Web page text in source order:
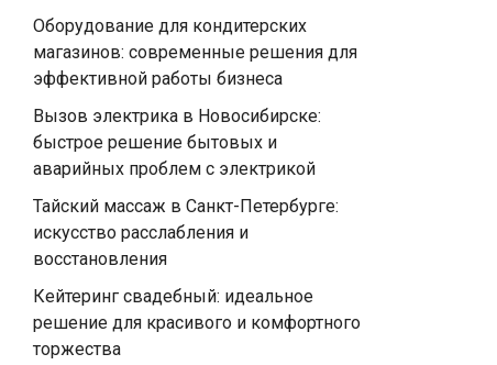
Оборудование для кондитерских
магазинов: современные решения для
эффективной работы бизнеса
Вызов электрика в Новосибирске:
быстрое решение бытовых и
аварийных проблем с электрикой
Тайский массаж в Санкт-Петербурге:
искусство расслабления и
восстановления
Кейтеринг свадебный: идеальное
решение для красивого и комфортного
торжества